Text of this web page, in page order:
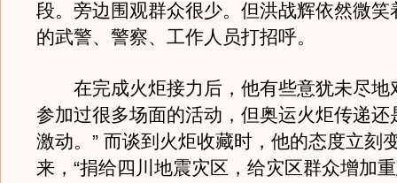
段。旁边围观群众很少。但洪战辉依然微笑
的武警、警察、工作人员打招呼。
在完成火炬接力后，他有些意犹未尽地
参加过很多场面的活动，但奥运火炬传递还
激动。” 而谈到火炬收藏时，他的态度立刻
来，“捐给四川地震灾区，给灾区群众增加